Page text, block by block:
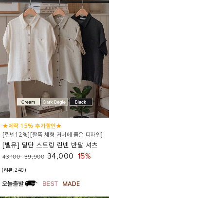
★제작 15% 추가할인★
[린넨12%][팔뚝 체형 커버에 좋은 디자인]
[벨유] 밑단 스트링 린넨 반팔 셔츠
43,100 39,900 34,000 15%
(리뷰:240)